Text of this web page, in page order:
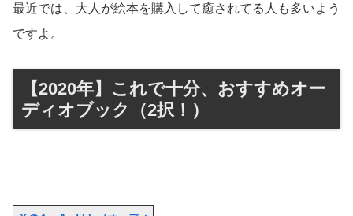
最近では、大人が絵本を購入して癒されてる人も多いよう
ですよ。
【2020年】これで十分、おすすめオー
ディオブック（2択！）